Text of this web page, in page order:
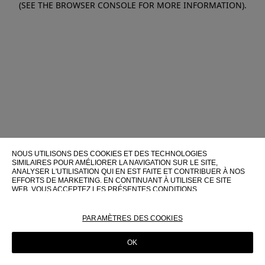
(SEE THE BROWSER CONSOLE FOR MORE INFORMATION).
NOUS UTILISONS DES COOKIES ET DES TECHNOLOGIES
SIMILAIRES POUR AMÉLIORER LA NAVIGATION SUR LE SITE,
ANALYSER L'UTILISATION QUI EN EST FAITE ET CONTRIBUER À NOS
EFFORTS DE MARKETING. EN CONTINUANT À UTILISER CE SITE
WEB, VOUS ACCEPTEZ LES PRÉSENTES CONDITIONS
POUR PLUS D'INFORMATIONS SUR CES TECHNOLOGIES ET LEUR
POLITIQUE EN MATIÈRE DE COOKIES
PARAMÈTRES DES COOKIES
OK